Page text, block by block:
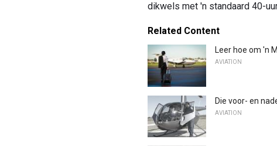
dikwels met 'n standaard 40-
Related Content
Leer hoe om 'n
AVIATION
Die voor- en
AVIATION